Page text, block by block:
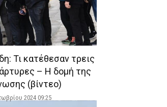
Τι κατέθεσαν τρεις
– Η δομή της
(βίντεο)
2024 09:25